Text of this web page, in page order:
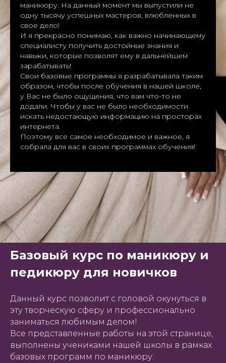
маникюру. На данный момент мы выпустили не
одну тысячу успешных мастеров, влюбленных в
свое дело!
И я прекрасно понимаю, как важно начинающему
специалисту получить достойные знания и
навыки, которые позволят ему в дальнейшем
зарабатывать!
Свои базовые программы я разрабатывала таким
образом, чтобы после обучения в нашей школе,
у Вас не было ощущения, что вам что-то не
додали. Чтобы у вас не было необходимости
искать недостающую информацию на просторах
интернета.
Поэтому все самое необходимое и важное, я
собрала для вас в своих программах обучения!
Базовый курс по маникюру и
педикюру для новичков
Данный курс позволит с головой окунуться в
эту творческую сферу и профессионально
заниматься любимым делом!
Все представленные работы на этой странице,
выполнены учениками нашей школы в рамках
базовых программ по маникюру: